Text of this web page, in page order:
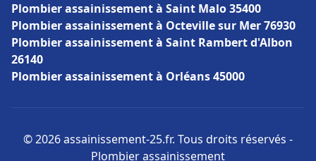
Plombier assainissement à Saint Malo 35400
Plombier assainissement à Octeville sur Mer 76930
Plombier assainissement à Saint Rambert d'Albon
26140
Plombier assainissement à Orléans 45000
© 2026 assainissement-25.fr. Tous droits réservés -
Plombier assainissement